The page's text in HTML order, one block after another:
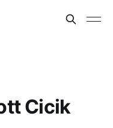
Cicik